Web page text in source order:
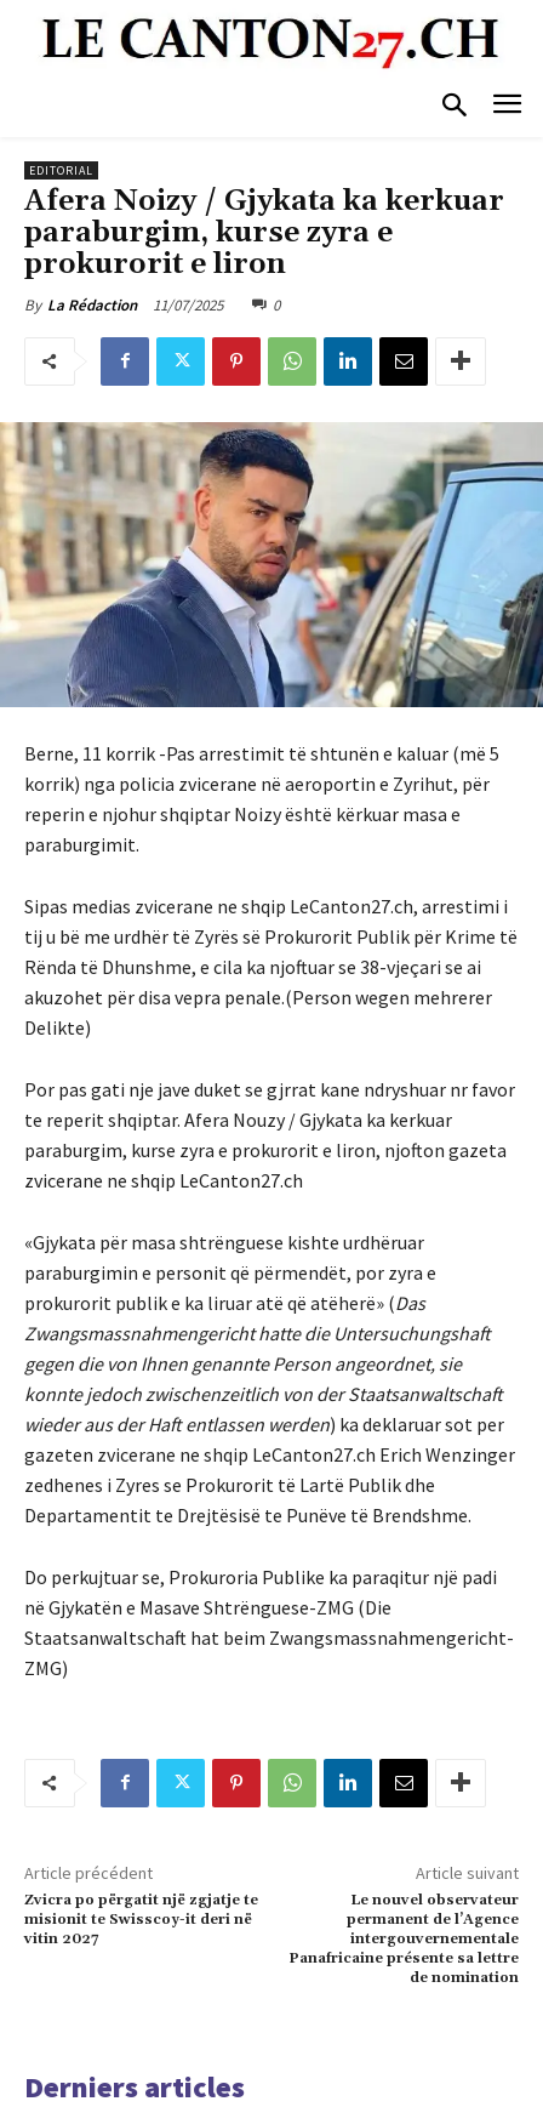
EDITORIAL
Afera Noizy / Gjykata ka kerkuar
paraburgim, kurse zyra e
prokurorit e liron
By La Rédaction 11/07/2025 0
Berne, 11 korrik -Pas arrestimit të shtunën e kaluar (më 5
korrik) nga policia zvicerane në aeroportin e Zyrihut, për
reperin e njohur shqiptar Noizy është kërkuar masa e
paraburgimit.
Sipas medias zvicerane ne shqip LeCanton27.ch, arrestimi i
tij u bë me urdhër të Zyrës së Prokurorit Publik për Krime të
Rënda të Dhunshme, e cila ka njoftuar se 38-vjeçari se ai
akuzohet për disa vepra penale.(Person wegen mehrerer
Delikte)
Por pas gati nje jave duket se gjrrat kane ndryshuar nr favor
te reperit shqiptar. Afera Nouzy / Gjykata ka kerkuar
paraburgim, kurse zyra e prokurorit e liron, njofton gazeta
zvicerane ne shqip LeCanton27.ch
«Gjykata për masa shtrënguese kishte urdhëruar
paraburgimin e personit që përmendët, por zyra e
prokurorit publik e ka liruar atë që atëherë» (Das
Zwangsmassnahmengericht hatte die Untersuchungshaft
gegen die von Ihnen genannte Person angeordnet, sie
konnte jedoch zwischenzeitlich von der Staatsanwaltschaft
wieder aus der Haft entlassen werden) ka deklaruar sot per
gazeten zvicerane ne shqip LeCanton27.ch Erich Wenzinger
zedhenes i Zyres se Prokurorit të Lartë Publik dhe
Departamentit te Drejtësisë te Punëve të Brendshme.
Do perkujtuar se, Prokuroria Publike ka paraqitur një padi
në Gjykatën e Masave Shtrënguese-ZMG (Die
Staatsanwaltschaft hat beim Zwangsmassnahmengericht-
ZMG)
Article précédent
Zvicra po përgatit një zgjatje te
misionit te Swisscoy-it deri në
vitin 2027
Article suivant
Le nouvel observateur
permanent de l’Agence
intergouvernementale
Panafricaine présente sa lettre
de nomination
Derniers articles